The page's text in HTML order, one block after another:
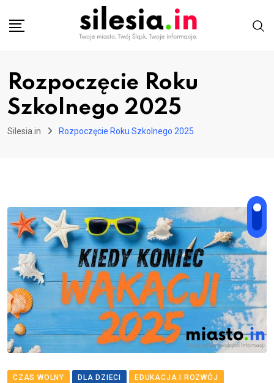
Rozpoczęcie Roku
Szkolnego 2025
Silesia.in Rozpoczęcie Roku Szkolnego 2025
CZAS WOLNY DLA DZIECI EDUKACJA I ROZWÓJ